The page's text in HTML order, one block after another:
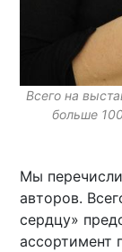
Всего на
больше
Мы
авторов.
сердцу»
ассортимент